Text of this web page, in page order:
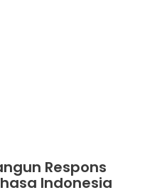
Respons
Indonesia